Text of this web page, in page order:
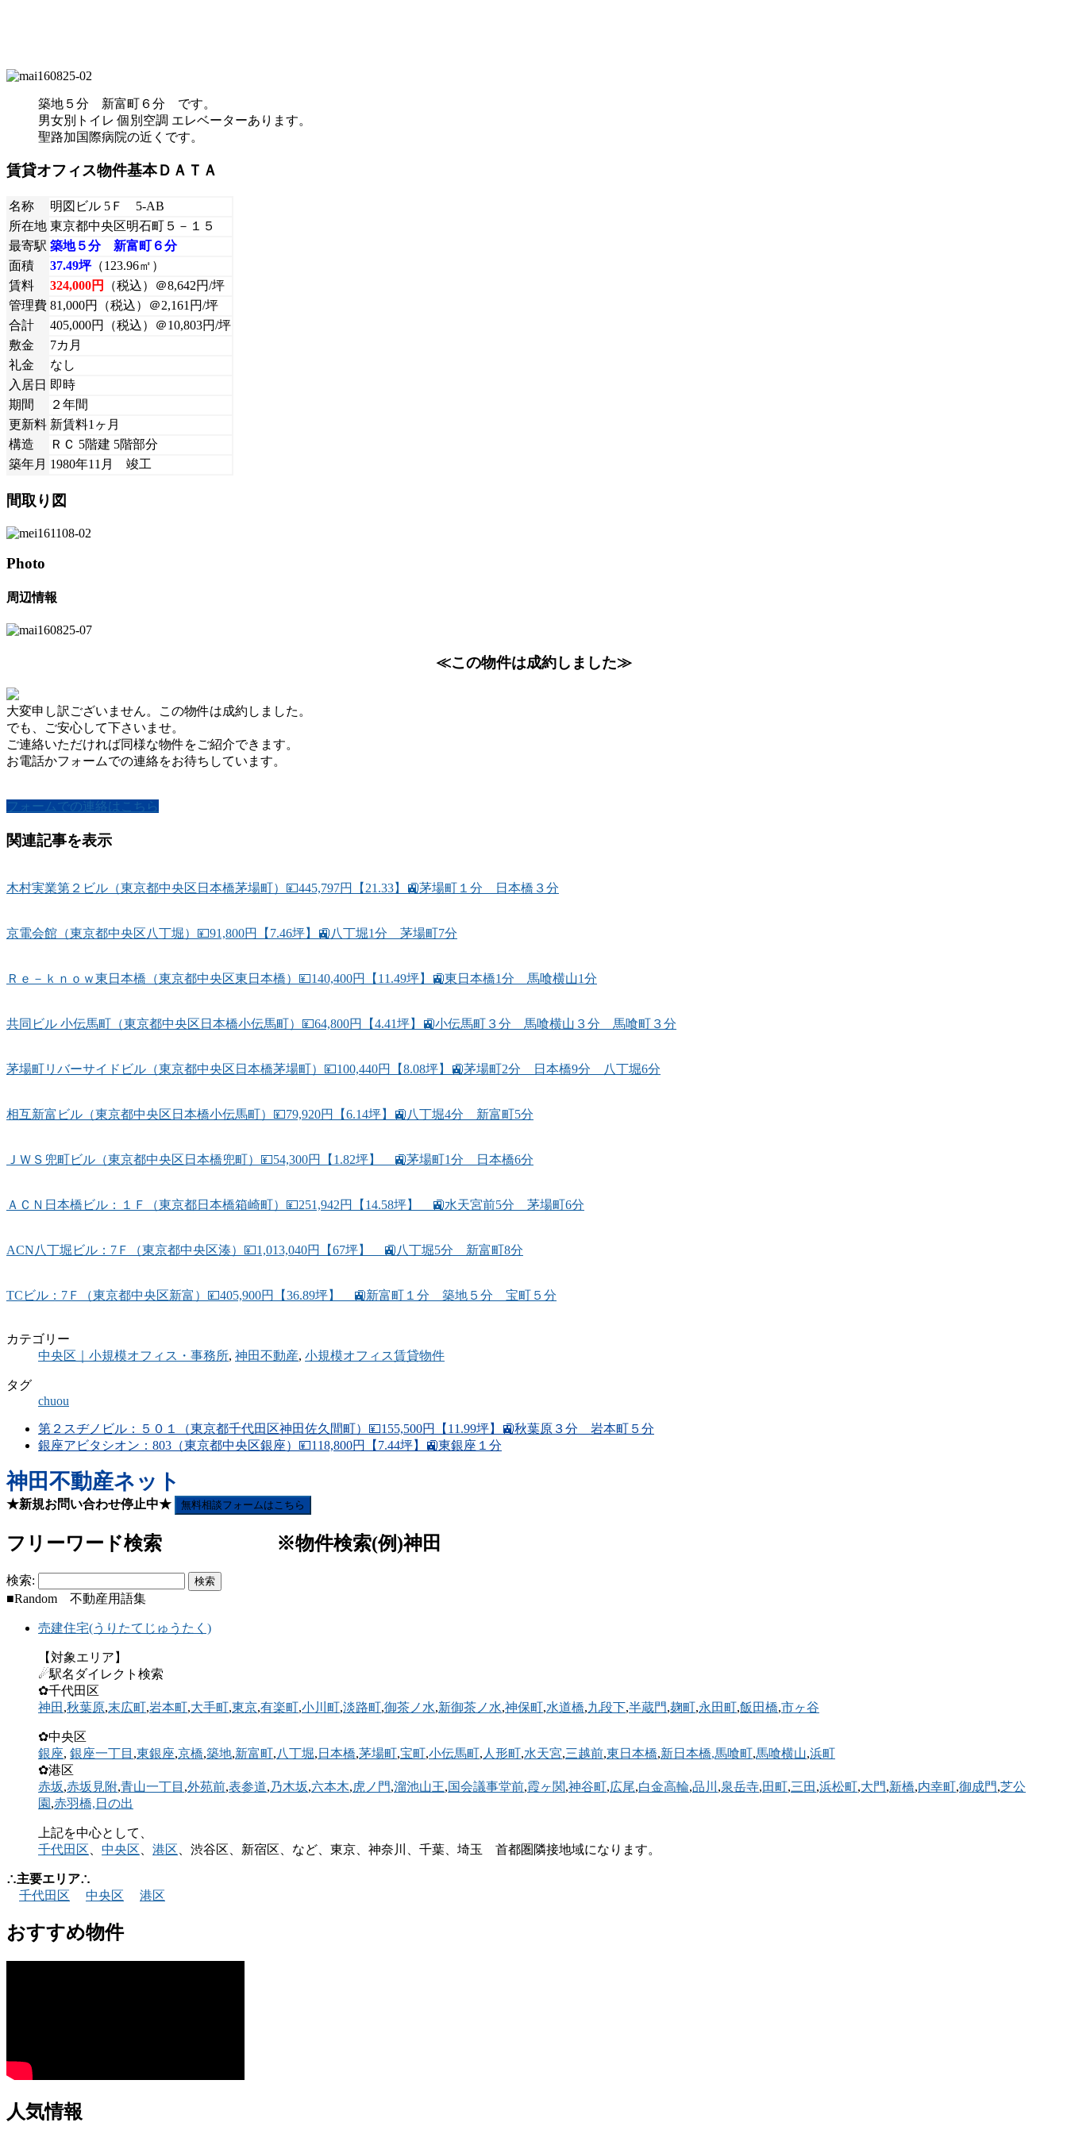
築地５分 新富町６分 です。
男女別トイレ 個別空調 エレベーターあります。
聖路加国際病院の近くです。
賃貸オフィス物件基本ＤＡＴＡ
名称
明図ビル 5Ｆ 5-AB
所在地 東京都中央区明石町５－１５
最寄駅 築地５分 新富町６分
面積
37.49坪（123.96㎡）
賃料
324,000円
（税込）＠8,642円/坪
管理費 81,000円（税込）＠2,161円/坪
合計
405,000円（税込）＠10,803円/坪
敷金
7カ月
礼金
なし
入居日 即時
期間
２年間
更新料 新賃料1ヶ月
構造
ＲＣ 5階建 5階部分
築年月 1980年11月 竣工
間取り図
Photo
周辺情報
≪この物件は成約しました≫
大変申し訳ございません。この物件は成約しました。
でも、ご安心して下さいませ。
ご連絡いただければ同様な物件をご紹介できます。
お電話かフォームでの連絡をお待ちしています。
フォームでの連絡はこちら
関連記事を表示
木村実業第２ビル（東京都中央区日本橋茅場町）💴445,797円【21.33】🚉茅場町１分 日本橋３分
京電会館（東京都中央区八丁堀）💴91,800円【7.46坪】🚉八丁堀1分 茅場町7分
Ｒｅ－ｋｎｏｗ東日本橋（東京都中央区東日本橋）💴140,400円【11.49坪】🚉東日本橋1分 馬喰横山1分
共同ビル 小伝馬町（東京都中央区日本橋小伝馬町）💴64,800円【4.41坪】🚉小伝馬町３分 馬喰横山３分 馬喰町３分
茅場町リバーサイドビル（東京都中央区日本橋茅場町）💴100,440円【8.08坪】🚉茅場町2分 日本橋9分 八丁堀6分
相互新富ビル（東京都中央区日本橋小伝馬町）💴79,920円【6.14坪】🚉八丁堀4分 新富町5分
ＪＷＳ兜町ビル（東京都中央区日本橋兜町）💴54,300円【1.82坪】 🚉茅場町1分 日本橋6分
ＡＣＮ日本橋ビル：１Ｆ（東京都日本橋箱崎町）💴251,942円【14.58坪】 🚉水天宮前5分 茅場町6分
ACN八丁堀ビル：7Ｆ（東京都中央区湊）💴1,013,040円【67坪】 🚉八丁堀5分 新富町8分
TCビル：7Ｆ（東京都中央区新富）💴405,900円【36.89坪】 🚉新富町１分 築地５分 宝町５分
カテゴリー
中央区｜小規模オフィス・事務所, 神田不動産, 小規模オフィス賃貸物件
タグ
chuou
第２スヂノビル：５０１（東京都千代田区神田佐久間町）💴155,500円【11.99坪】🚉秋葉原３分 岩本町５分
銀座アビタシオン：803（東京都中央区銀座）💴118,800円【7.44坪】🚉東銀座１分
神田不動産ネット
★新規お問い合わせ停止中★ 無料相談フォームはこちら
フリーワード検索 ※物件検索(例)神田
検索:
■Random 不動産用語集
売建住宅(うりたてじゅうたく)
【対象エリア】
☄駅名ダイレクト検索
✿千代田区
神田 ,秋葉原,末広町,岩本町,大手町,東京,有楽町,小川町,淡路町,御茶ノ水,新御茶ノ水,神保町,水道橋,九段下,半蔵門,麹町,永田町,飯田橋,市ヶ谷
✿中央区
銀座, 銀座一丁目 ,東銀座,京橋,築地,新富町,八丁堀, 日本橋,茅場町,宝町,小伝馬町, 人形町,水天宮,三越前,東日本橋,新日本橋,馬喰町,馬喰横山,浜町
✿港区
赤坂,赤坂見附,青山一丁目 ,外苑前,表参道,乃木坂,六本木,虎ノ門,溜池山王,国会議事堂前,霞ヶ関,神谷町,広尾,白金高輪,品川 ,泉岳寺,田町,三田 ,浜松町,大門,新橋,内幸町,御成門,芝公
園 ,赤羽橋, 日の出
上記を中心として、
千代田区
中央区 港区 、渋谷区、新宿区、など、東京、神奈川、千葉、埼玉 首都圏隣接地域になります。
∴主要エリア∴
千代田区
中央区 港区
おすすめ物件
人気情報